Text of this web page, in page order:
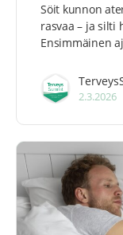
Söit kunnon
rasvaa – ja silti
Ensimmäinen
2.3.2026